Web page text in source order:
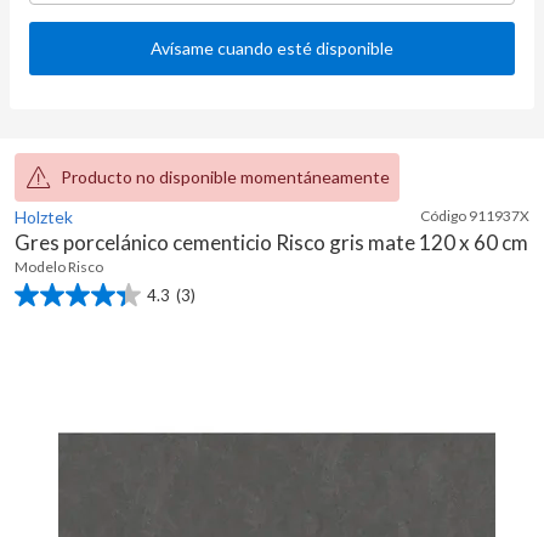
Avísame cuando esté disponible
Producto no disponible momentáneamente
Holztek
Código 911937X
Gres porcelánico cementicio Risco gris mate 120 x 60 cm
ModeloRisco
4.3 (3)
4.3